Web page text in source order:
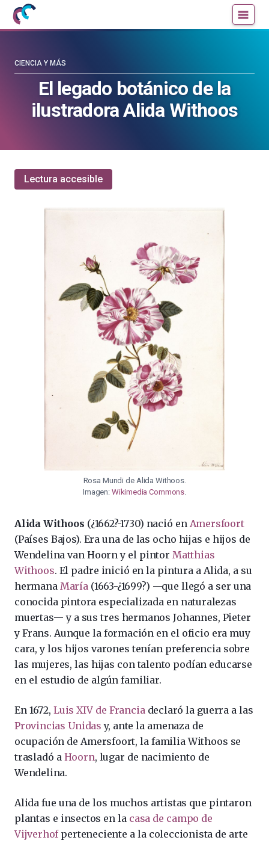
Mujeres
con
la
blog
la
El legado botánico de la
ilustradora Alida Withoos
CIENCIA Y MÁS
Lectura accesible
Rosa Mundi de Alida Withoos.
Imagen: Wikimedia Commons.
Alida Withoos (¿1662?-1730) nació en Amersfoort
(Países Bajos). Era una de las ocho hijas e hijos de
Wendelina van Hoorn y el pintorMatthias
Withoos. El padre inició en la pintura a Alida, a su
hermana María(1663-¿1699?) —que llegó a ser una
conocida pintora especializada en naturalezas
muertas— y a sus tres hermanos Johannes, Pieter
y Frans. Aunque la formación en el oficio era muy
cara, y los hijos varones tenían preferencia sobre
las mujeres, las hijas con talento podían educarse
en el estudio de algún familiar.
En 1672, Luis XIV de Franciadeclaró la guerra a las
Provincias Unidas y, ante la amenaza de
ocupación de Amersfoort, la familia Withoos se
trasladó a Hoorn, lugar de nacimiento de
Wendelina.
Alida fue una de los muchos artistas que pintaron
plantas e insectos en la casa de campo de
Vijverhofperteneciente a la coleccionista de arte